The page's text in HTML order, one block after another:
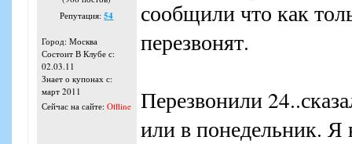
Репутация:54
Город: Москва
Состоит В Клубе с:
02.03.11
Знает о купонах с:
март 2011
Сейчас на сайте: Offline
сообщили что как
перезвонят.
Перезвонили
или в понедельник. Я